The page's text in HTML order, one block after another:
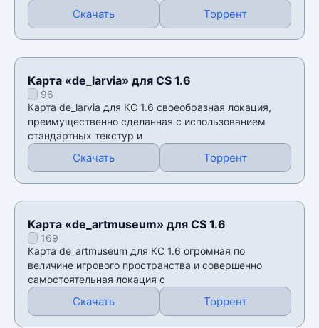
Скачать Торрент
Карта «de_larvia» для CS 1.6
96
Карта de_larvia для КС 1.6 своеобразная локация,
преимущественно сделанная с использованием
стандартных текстур и
Скачать Торрент
Карта «de_artmuseum» для CS 1.6
169
Карта de_artmuseum для КС 1.6 огромная по
величине игрового пространства и совершенно
самостоятельная локация с
Скачать Торрент